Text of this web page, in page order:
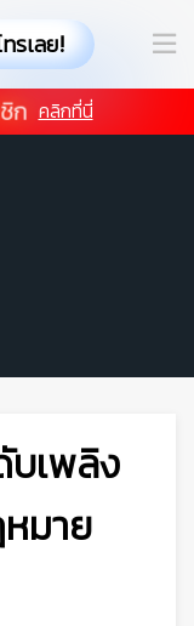
รเลย!
ก คลิกที่นี่
เพลิง
มาย